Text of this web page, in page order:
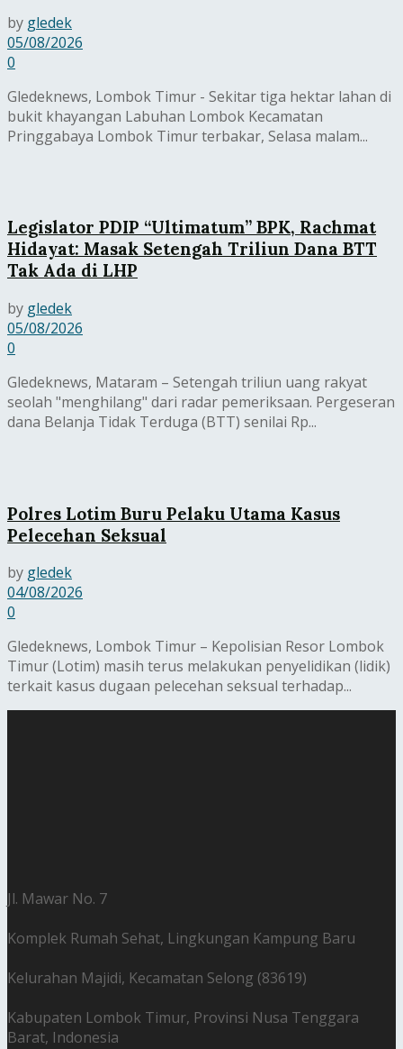
by gledek
05/08/2026
0
Gledeknews, Lombok Timur - Sekitar tiga hektar lahan di
bukit khayangan Labuhan Lombok Kecamatan
Pringgabaya Lombok Timur terbakar, Selasa malam...
Legislator PDIP “Ultimatum” BPK, Rachmat
Hidayat: Masak Setengah Triliun Dana BTT
Tak Ada di LHP
by gledek
05/08/2026
0
Gledeknews, Mataram – Setengah triliun uang rakyat
seolah "menghilang" dari radar pemeriksaan. Pergeseran
dana Belanja Tidak Terduga (BTT) senilai Rp...
Polres Lotim Buru Pelaku Utama Kasus
Pelecehan Seksual
by gledek
04/08/2026
0
Gledeknews, Lombok Timur – Kepolisian Resor Lombok
Timur (Lotim) masih terus melakukan penyelidikan (lidik)
terkait kasus dugaan pelecehan seksual terhadap...
Jl. Mawar No. 7
Komplek Rumah Sehat, Lingkungan Kampung Baru
Kelurahan Majidi, Kecamatan Selong (83619)
Kabupaten Lombok Timur, Provinsi Nusa Tenggara
Barat, Indonesia